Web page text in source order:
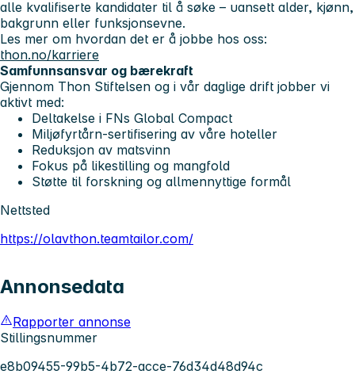
alle kvalifiserte kandidater til å søke – uansett alder, kjønn,
bakgrunn eller funksjonsevne.
Les mer om hvordan det er å jobbe hos oss:
thon.no/karriere
Samfunnsansvar og bærekraft
Gjennom Thon Stiftelsen og i vår daglige drift jobber vi
aktivt med:
Deltakelse i FNs Global Compact
Miljøfyrtårn-sertifisering av våre hoteller
Reduksjon av matsvinn
Fokus på likestilling og mangfold
Støtte til forskning og allmennyttige formål
Nettsted
https://olavthon.teamtailor.com/
Annonsedata
Rapporter annonse
Stillingsnummer
e8b09455-99b5-4b72-acce-76d34d48d94c